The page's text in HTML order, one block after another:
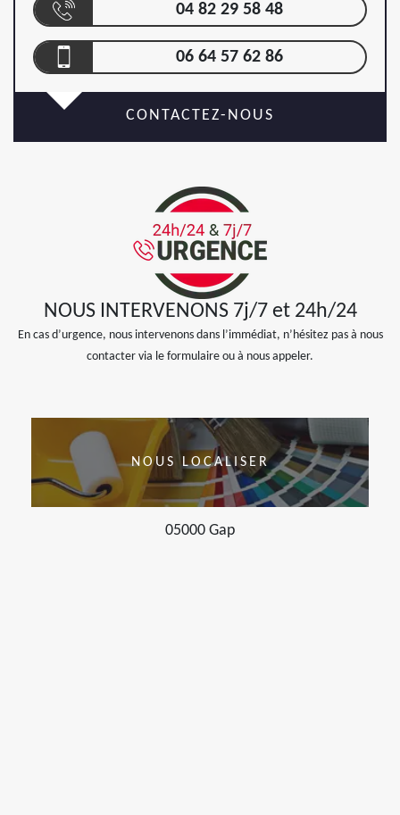
04 82 29 58 48
06 64 57 62 86
CONTACTEZ-NOUS
NOUS INTERVENONS 7j/7 et 24h/24
En cas d’urgence, nous intervenons dans l’immédiat, n’hésitez pas à nous
contacter via le formulaire ou à nous appeler.
NOUS LOCALISER
05000 Gap